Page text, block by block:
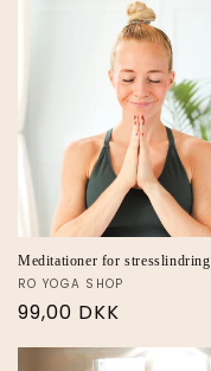
Meditationer for stresslindring
RO YOGA SHOP
99,00 DKK